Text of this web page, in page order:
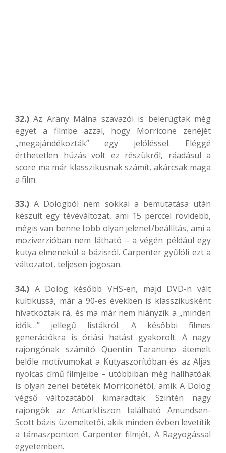
32.) Az Arany Málna szavazói is belerúgtak még
egyet a filmbe azzal, hogy Morricone zenéjét
„megajándékozták” egy jelöléssel. Eléggé
érthetetlen húzás volt ez részükről, ráadásul a
score ma már klasszikusnak számít, akárcsak maga
a film.
33.) A Dologból nem sokkal a bemutatása után
készült egy tévéváltozat, ami 15 perccel rövidebb,
mégis van benne több olyan jelenet/beállítás, ami a
moziverzióban nem látható – a végén például egy
kutya elmenekül a bázisról. Carpenter gyűlöli ezt a
változatot, teljesen jogosan.
34.) A Dolog később VHS-en, majd DVD-n vált
kultikussá, már a 90-es években is klasszikusként
hivatkoztak rá, és ma már nem hiányzik a „minden
idők…” jellegű listákról. A későbbi filmes
generációkra is óriási hatást gyakorolt. A nagy
rajongónak számító Quentin Tarantino átemelt
belőle motívumokat a Kutyaszorítóban és az Aljas
nyolcas című filmjeibe – utóbbiban még hallhatóak
is olyan zenei betétek Morriconétól, amik A Dolog
végső változatából kimaradtak. Szintén nagy
rajongók az Antarktiszon található Amundsen-
Scott bázis üzemeltetői, akik minden évben levetítik
a támaszponton Carpenter filmjét, A Ragyogással
egyetemben.